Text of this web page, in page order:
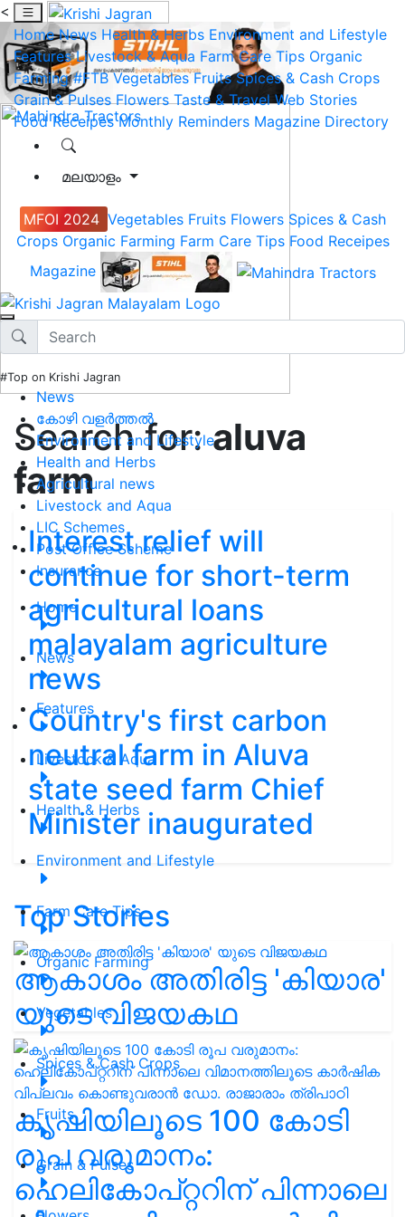
<
Home News Health & Herbs Environment and Lifestyle
Features Livestock & Aqua Farm Care Tips Organic
Farming #FTB Vegetables Fruits Spices & Cash Crops
Grain & Pulses Flowers Taste & Travel Web Stories
Food Receipes Monthly Reminders Magazine Directory
മലയാളം
MFOI 2024 Vegetables Fruits Flowers Spices & Cash
Crops Organic Farming Farm Care Tips Food Receipes
Magazine
#Top on Krishi Jagran
News
കോഴി വളർത്തൽ
Environment and Lifestyle
Health and Herbs
Agricultural news
Livestock and Aqua
LIC Schemes
Post Office Scheme
Insurance
Home
News
Features
Livestock & Aqua
Health & Herbs
Environment and Lifestyle
Farm Care Tips
Organic Farming
Vegetables
Spices & Cash Crops
Fruits
Grain & Pulses
Search for:aluva
farm
Interest relief will
continue for short-term
agricultural loans
malayalam agriculture
news
Country's first carbon
neutral farm in Aluva
state seed farm Chief
Minister inaugurated
Top Stories
ആകാശം അതിരിട്ട 'കിയാര'
യുടെ വിജയകഥ
കൃഷിയിലൂടെ 100 കോടി
രൂപ വരുമാനം:
ഹെലികോപ്റ്ററിന് പിന്നാലെ